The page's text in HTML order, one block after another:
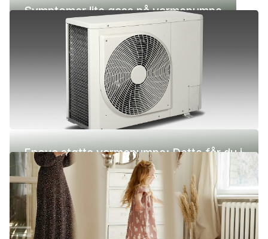
Symptomer lite gass på varmepumpe
Enova støtte varmepumpe: Dette får du i
2026